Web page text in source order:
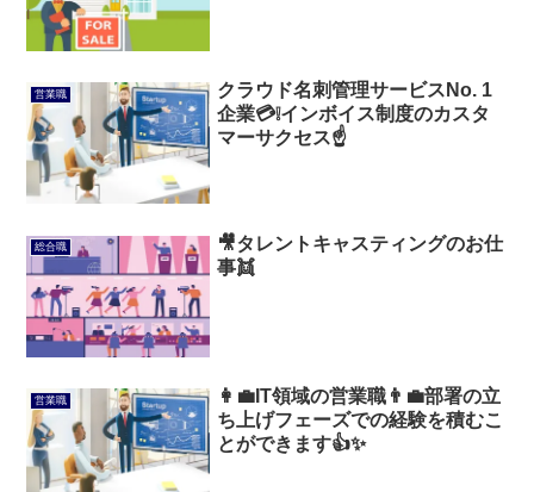
営業職
クラウド名刺管理サービスNo. 1
企業💳️❕インボイス制度のカスタ
マーサクセス☝️
総合職
🎥タレントキャスティングのお仕
事👯
営業職
👩‍💼IT領域の営業職👨‍💼部署の立
ち上げフェーズでの経験を積むこ
とができます👍✨